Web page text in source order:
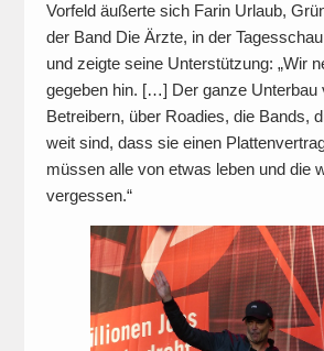
Vorfeld äußerte sich Farin Urlaub,
der Band Die Ärzte, in der
und zeigte seine Unterstützung: „Wir
gegeben hin. […] Der ganze Unterbau
Betreibern, über Roadies, die Bands,
weit sind, dass sie einen
müssen alle von etwas leben und die
vergessen.“